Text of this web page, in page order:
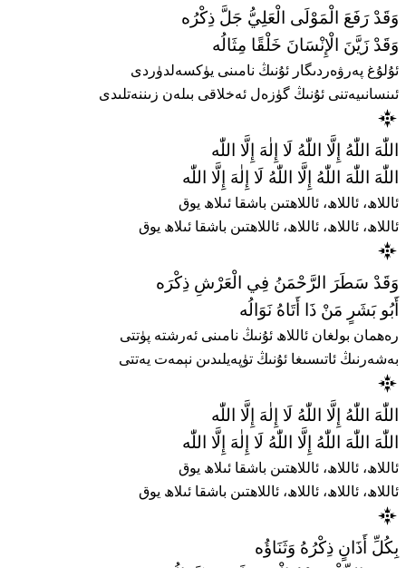
وَقَدْ رَفَعَ الْمَوْلَى الْعَلِيُّ جَلَّ ذِكْرُه
وَقَدْ زَيَّنَ الْإِنْسَانَ خَلْقًا مِثَالُه
ئۇلۇغ پەرۋەردىگار ئۇنىڭ نامىنى يۈكسەلدۈردى
ئىنسانىيەتنى ئۇنىڭ گۈزەل ئەخلاقى بىلەن زىننەتلىدى
اللّٰهَ اللّٰهُ إِلَّا اللّٰهُ لَا إِلٰهَ إِلَّا اللّٰه
اللّٰهَ اللّٰهَ اللّٰهُ إِلَّا اللّٰهُ لَا إِلٰهَ إِلَّا اللّٰه
ئاللاھ، ئاللاھ، ئاللاھتىن باشقا ئىلاھ يوق
ئاللاھ، ئاللاھ، ئاللاھ، ئاللاھتىن باشقا ئىلاھ يوق
وَقَدْ سَطَرَ الرَّحْمَنُ فِي الْعَرْشِ ذِكْرَه
أَبُو بَشَرٍ مَنْ ذَا أَتَاهُ نَوَالُه
رەھمان بولغان ئاللاھ ئۇنىڭ نامىنى ئەرشتە پۈتتى
بەشەرنىڭ ئاتىسىغا ئۇنىڭ تۈپەيلىدىن نېمەت يەتتى
اللّٰهَ اللّٰهُ إِلَّا اللّٰهُ لَا إِلٰهَ إِلَّا اللّٰه
اللّٰهَ اللّٰهَ اللّٰهُ إِلَّا اللّٰهُ لَا إِلٰهَ إِلَّا اللّٰه
ئاللاھ، ئاللاھ، ئاللاھتىن باشقا ئىلاھ يوق
ئاللاھ، ئاللاھ، ئاللاھ، ئاللاھتىن باشقا ئىلاھ يوق
بِكُلِّ أَذَانٍ ذِكْرُهُ وَثَنَاؤُه